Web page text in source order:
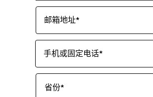
邮箱地址*
手机或固定电话*
省份*